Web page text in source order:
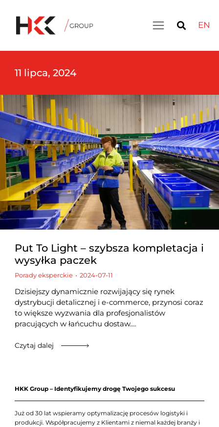
EN
11 lipca, 2024
Put To Light – szybsza kompletacja i
wysyłka paczek
Porady eksperckie 2024-07-11
Dzisiejszy dynamicznie rozwijający się rynek
dystrybucji detalicznej i e-commerce, przynosi coraz
to większe wyzwania dla profesjonalistów
pracujących w łańcuchu dostaw.…
Czytaj dalej
HKK Group – Identyfikujemy drogę Twojego sukcesu
Już od 30 lat wspieramy optymalizację procesów logistyki i
produkcji. Współpracujemy z Klientami z niemal każdej branży i